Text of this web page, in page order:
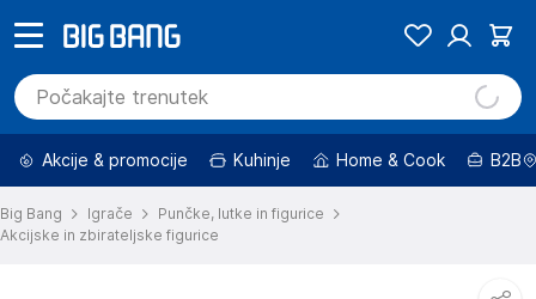
Akcije & promocije Kuhinje Home & Cook B2B
Big Bang Igrače
Punčke, lutke in figurice
Akcijske in zbirateljske figurice